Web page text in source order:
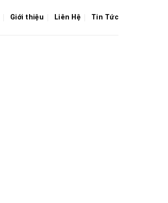
Giới thiệu Liên Hệ Tin Tức